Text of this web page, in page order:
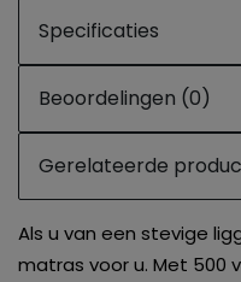
Specificaties
Beoordelingen (0)
Gerelateerde
Als u van een stevige
matras voor u. Met 500